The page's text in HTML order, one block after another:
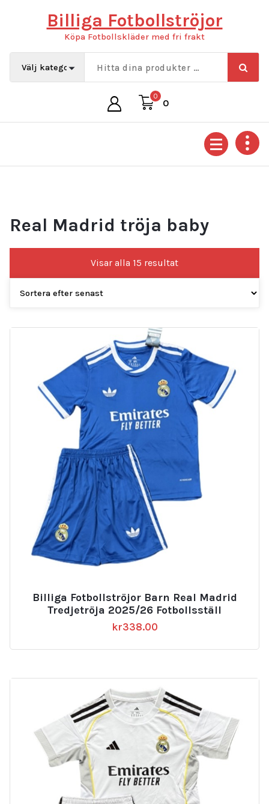
Billiga Fotbollströjor
Köpa Fotbollskläder med fri frakt
0
0
Real Madrid tröja baby
Visar alla 15 resultatSortera
efter
Billiga Fotbollströjor Barn Real Madrid
Tredjetröja 2025/26 Fotbollsställ
kr338.00